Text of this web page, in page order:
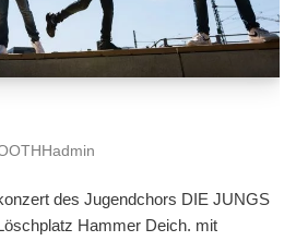
des Jugendchors DIE JUNGS
Hammer Deich. mit